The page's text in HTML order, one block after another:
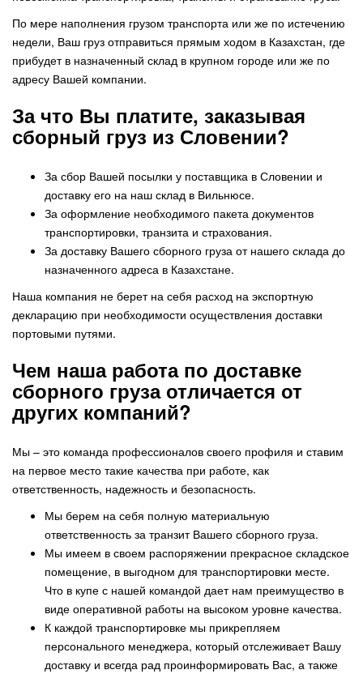
По мере наполнения грузом транспорта или же по истечению
недели, Ваш груз отправиться прямым ходом в Казахстан, где
прибудет в назначенный склад в крупном городе или же по
адресу Вашей компании.
За что Вы платите, заказывая
сборный груз из Словении?
За сбор Вашей посылки у поставщика в Словении и
доставку его на наш склад в Вильнюсе.
За оформление необходимого пакета документов
транспортировки, транзита и страхования.
За доставку Вашего сборного груза от нашего склада до
назначенного адреса в Казахстане.
Наша компания не берет на себя расход на экспортную
декларацию при необходимости осуществления доставки
портовыми путями.
Чем наша работа по доставке
сборного груза отличается от
других компаний?
Мы – это команда профессионалов своего профиля и ставим
на первое место такие качества при работе, как
ответственность, надежность и безопасность.
Мы берем на себя полную материальную
ответственность за транзит Вашего сборного груза.
Мы имеем в своем распоряжении прекрасное складское
помещение, в выгодном для транспортировки месте.
Что в купе с нашей командой дает нам преимущество в
виде оперативной работы на высоком уровне качества.
К каждой транспортировке мы прикрепляем
персонального менеджера, который отслеживает Вашу
доставку и всегда рад проинформировать Вас, а также